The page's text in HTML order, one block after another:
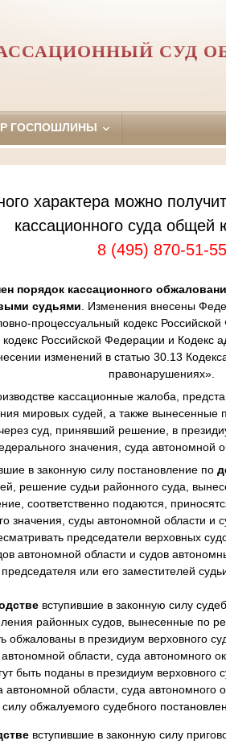
СУД
ГОСПОШЛИНЫ
характера можно
кассационного суда общей
8 (495) 870-51-55
порядок кассационного
судьями. Изменения внесены
процессуальный кодекс
Российской Федерации и Кодекс
изменений в статью 30.13
правонарушениях».
кассационные жалоба,
мировых судей, а также вынесенные
суд, принявший решение, в
значения, суда автономной
в законную силу постановление по
решение судьи районного суда,
соответственно подаются,
значения, суды автономной области и
председатели верховных
автономной области и судов
председателя или его заместителей
вступившие в законную силу
районных судов, вынесенные по
обжалованы в президиум верховного
области, суда автономного
быть поданы в президиум верховного
автономной области, суда
обжалуемого судебного
вступившие в законную силу